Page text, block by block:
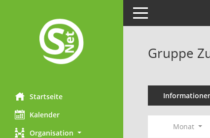
Startseite
Kalender
Organisation
Toggle navigation
Gruppe
Monat